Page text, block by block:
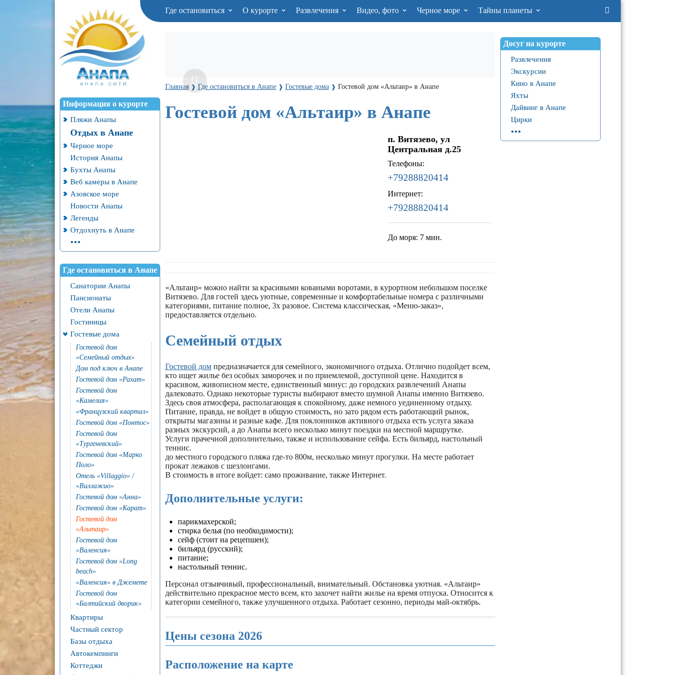
Где остановиться О курорте Развлечения Видео, фото Черное море Тайны планеты
Информация о курорте
Пляжи Анапы
Отдых в Анапе
Черное море
История Анапы
Бухты Анапы
Веб камеры в Анапе
Азовское море
Новости Анапы
Легенды
Отдохнуть в Анапе
...
Где остановиться в Анапе
Санатории Анапы
Пансионаты
Отели Анапы
Гостиницы
Гостевые дома
Гостевой дом
«Семейный отдых»
Дом под ключ в Анапе
Гостевой дом «Рахат»
Гостевой дом
«Камелия»
«Французский квартал»
Гостевой дом «Понтос»
Гостевой дом
«Тургеневский»
Гостевой дом «Марко
Поло»
Отель «Villaggio» /
«Виллажио»
Гостевой дом «Анна»
Гостевой дом «Карат»
Гостевой дом
«Альтаир»
Гостевой дом
«Валенсия»
Гостевой дом «Long
beach»
«Валенсия» в Джемете
Гостевой дом
«Балтийский дворик»
Квартиры
Частный сектор
Базы отдыха
Автокемпинги
Коттеджи
Главная ❱ Где остановиться в Анапе ❱ Гостевые дома ❱ Гостевой дом «Альтаир» в Анапе
Гостевой дом «Альтаир» в Анапе
п. Витязево, ул
Центральная д.25
Телефоны:
+79288820414
Интернет:
+79288820414
До моря: 7 мин.
«Альтаир» можно найти за красивыми коваными воротами, в курортном небольшом поселке
Витязево. Для гостей здесь уютные, современные и комфортабельные номера с различными
категориями, питание полное, 3х разовое. Система классическая, «Меню-заказ»,
предоставляется отдельно.
Семейный отдых
Гостевой домпредназначается для семейного, экономичного отдыха. Отлично подойдет всем,
кто ищет жилье без особых заморочек и по приемлемой, доступной цене. Находится в
красивом, живописном месте, единственный минус: до городских развлечений Анапы
далековато. Однако некоторые туристы выбирают вместо шумной Анапы именно Витязево.
Здесь своя атмосфера, располагающая к спокойному, даже немного уединенному отдыху.
Питание, правда, не войдет в общую стоимость, но зато рядом есть работающий рынок,
открыты магазины и разные кафе. Для поклонников активного отдыха есть услуга заказа
разных экскурсий, а до Анапы всего несколько минут поездки на местной маршрутке.
Услуги прачечной дополнительно, также и использование сейфа. Есть бильярд, настольный
теннис.
до местного городского пляжа где-то 800м, несколько минут прогулки. На месте работает
прокат лежаков с шезлонгами.
В стоимость в итоге войдет: само проживание, также Интернет.
Дополнительные услуги:
парикмахерской;
стирка белья (по необходимости);
сейф (стоит на рецепшен);
бильярд (русский);
питание;
настольный теннис.
Персонал отзывчивый, профессиональный, внимательный. Обстановка уютная. «Альтаир»
действительно прекрасное место всем, кто захочет найти жилье на время отпуска. Относится к
категории семейного, также улучшенного отдыха. Работает сезонно, периоды май-октябрь.
Цены сезона 2026
Расположение на карте
Досуг на курорте
Развлечения
Экскурсии
Кино в Анапе
Яхты
Дайвинг в Анапе
Цирки
...